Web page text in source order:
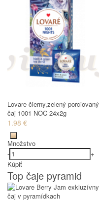
Lovare čierny,zelený porciovaný
čaj 1001 NOC 24x2g
1.98 €
Množstvo
-
+
Kúpiť
Top čaje pyramid